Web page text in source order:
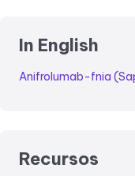
In English
Anifrolumab-fnia
Recursos